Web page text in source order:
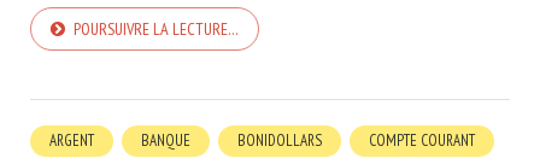
POURSUIVRE LA LECTURE…
ARGENT BANQUE BONIDOLLARS
COMPTE COURANT